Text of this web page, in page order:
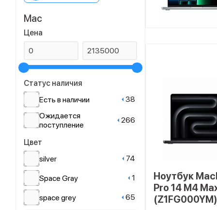
Mac
Цена
Статус наличия
Есть в наличии
38
Ожидается
поступление
266
Цвет
silver
74
Space Gray 1
space grey 65
Ноутбук
Pro 14 M4